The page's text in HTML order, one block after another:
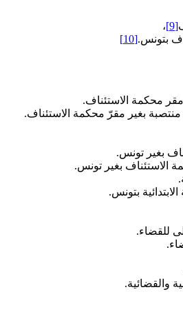
[9]
،
بتونس.[10]
محكمة الاستئناف.
بغير مقرّ محكمة الاستئناف.
بغير تونس.
الاستئناف بغير تونس.
بتونس.
للقضاء.
والقضائية.